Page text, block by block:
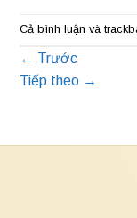
Cả bình luận và
← Trước
Tiếp theo →